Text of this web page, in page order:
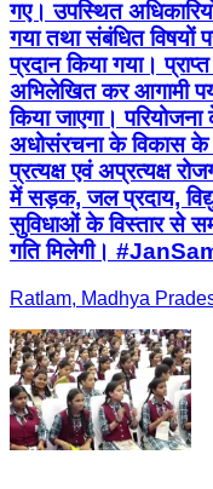
गए। उपस्थित
गया तथा संबंधित विषयों
प्रदान किया गया।
अभिलेखित कर आगामी
किया जाएगा।
अधोसंरचना के विकास
प्रत्यक्ष एवं अप्रत्यक्ष
में सड़क, जल प्रदाय,
सुविधाओं के विस्तार से
गति मिलेगी।
Ratlam, Madhya